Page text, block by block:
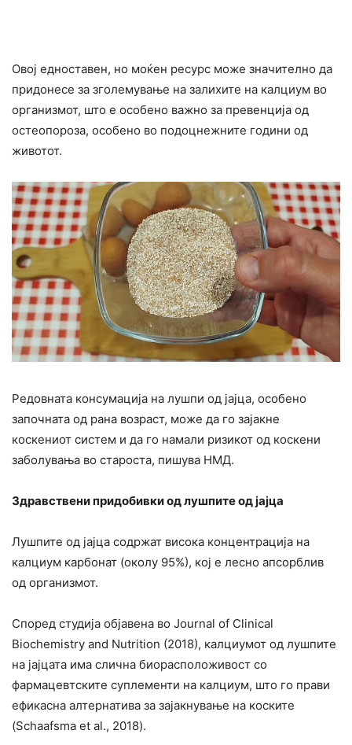
Овој едноставен, но моќен ресурс може значително да
придонесе за зголемување на залихите на калциум во
организмот, што е особено важно за превенција од
остеопороза, особено во подоцнежните години од
животот.
Редовната консумација на лушпи од јајца, особено
започната од рана возраст, може да го зајакне
коскениот систем и да го намали ризикот од коскени
заболувања во староста, пишува НМД.
Здравствени придобивки од лушпите од јајца
Лушпите од јајца содржат висока концентрација на
калциум карбонат (околу 95%), кој е лесно апсорблив
од организмот.
Според студија објавена во Journal of Clinical
Biochemistry and Nutrition (2018), калциумот од лушпите
на јајцата има слична биорасположивост со
фармацевтските суплементи на калциум, што го прави
ефикасна алтернатива за зајакнување на коските
(Schaafsma et al., 2018).